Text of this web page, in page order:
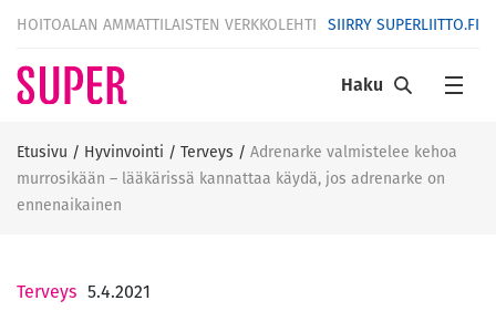
HOITOALAN AMMATTILAISTEN VERKKOLEHTI SIIRRY SUPERLIITTO.FI
Haku
Etusivu / Hyvinvointi / Terveys / Adrenarke valmistelee kehoa
murrosikään – lääkärissä kannattaa käydä, jos adrenarke on
ennenaikainen
Terveys 5.4.2021